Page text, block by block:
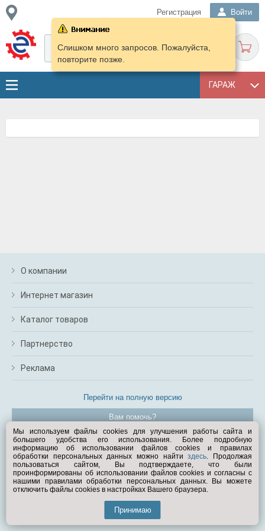
Регистрация Войти
ГАРАЖ
Слишком много запросов. Пожалуйста,
повторите позже.
О компании
Интернет магазин
Каталог товаров
Партнерство
Реклама
Перейти на полную версию
Вам помочь?
© Exist.ru 1998—2026
Мы используем файлы cookies для улучшения работы сайта и
большего удобства его использования. Более подробную
информацию об использовании файлов cookies и правилах
обработки персональных данных можно найтиздесь. Продолжая
пользоваться сайтом, Вы подтверждаете, что были
проинформированы об использовании файлов cookies и согласны с
нашими правилами обработки персональных данных. Вы можете
отключить файлы cookies в настройках Вашего браузера.
Принимаю